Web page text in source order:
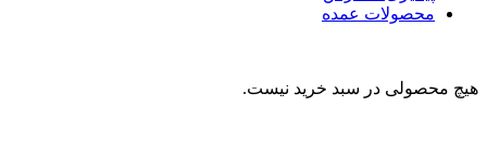
محصولات عمده
هیچ محصولی در سبد خرید نیست.